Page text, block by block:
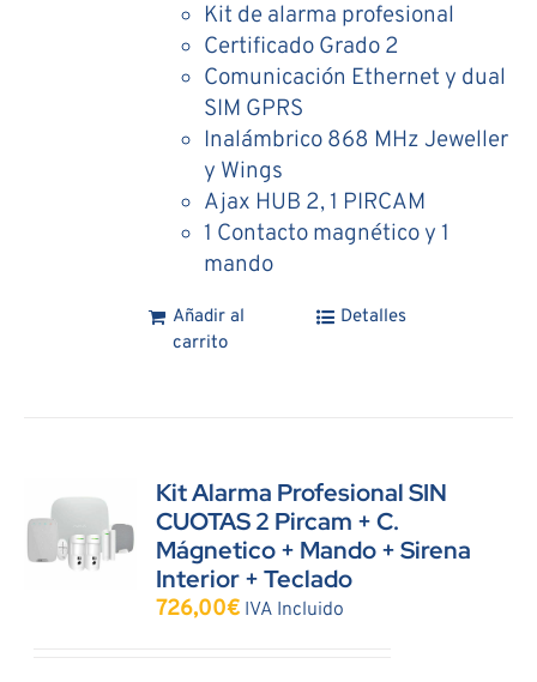
Kit de alarma profesional
Certificado Grado 2
Comunicación Ethernet y dual
SIM GPRS
Inalámbrico 868 MHz Jeweller
y Wings
Ajax HUB 2, 1 PIRCAM
1 Contacto magnético y 1
mando
Añadir al
carrito
Detalles
Kit Alarma Profesional SIN
CUOTAS 2 Pircam + C.
Mágnetico + Mando + Sirena
Interior + Teclado
726,00€ IVA Incluido